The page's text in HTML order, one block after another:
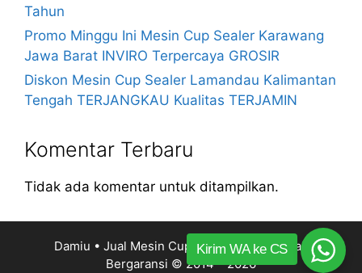
Tahun
Promo Minggu Ini Mesin Cup Sealer Karawang
Jawa Barat INVIRO Terpercaya GROSIR
Diskon Mesin Cup Sealer Lamandau Kalimantan
Tengah TERJANGKAU Kualitas TERJAMIN
Komentar Terbaru
Tidak ada komentar untuk ditampilkan.
Damiu • Jual Mesin Cup Sealer Harga Murah
Bergaransi © 2014 – 2026
Kirim WA ke CS